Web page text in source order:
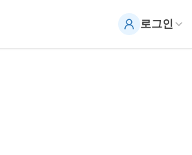
로그인